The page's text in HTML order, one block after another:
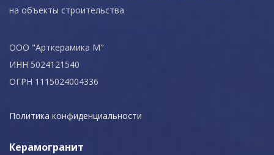
на объекты строительства
ООО "Арткерамика М"
ИНН 5024121540
ОГРН 1115024004336
Политика конфиденциальности
Керамогранит